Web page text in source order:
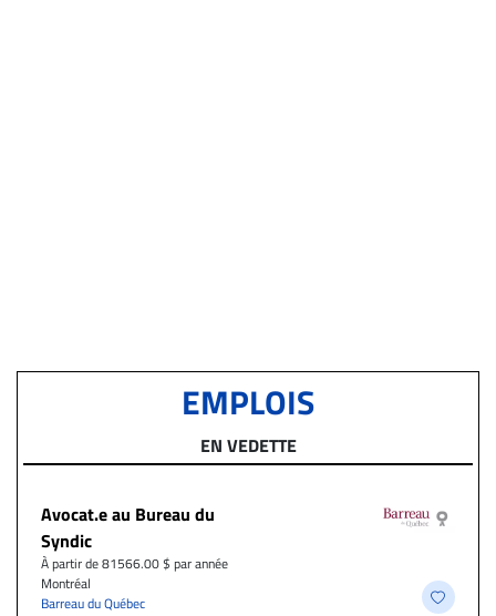
EMPLOIS
EN VEDETTE
Avocat.e au Bureau du
Syndic
À partir de 81566.00 $ par année
Montréal
Barreau du Québec